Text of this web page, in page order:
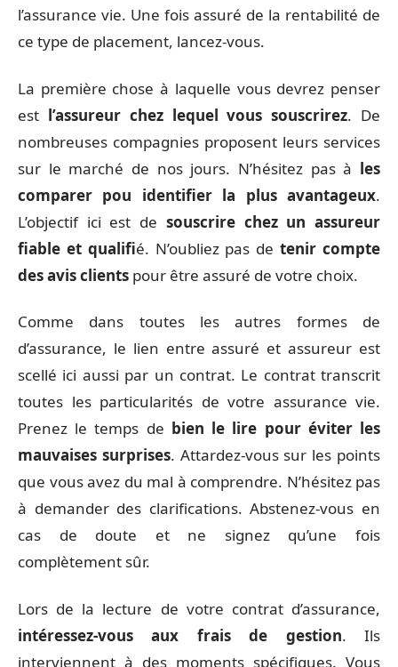
l’assurance vie. Une fois assuré de la rentabilité de
ce type de placement, lancez-vous.
La première chose à laquelle vous devrez penser
est l’assureur chez lequel vous souscrirez. De
nombreuses compagnies proposent leurs services
sur le marché de nos jours. N’hésitez pas à les
comparer pou identifier la plus avantageux.
L’objectif ici est de souscrire chez un assureur
fiable et qualifié. N’oubliez pas detenir compte
des avis clients pour être assuré de votre choix.
Comme dans toutes les autres formes de
d’assurance, le lien entre assuré et assureur est
scellé ici aussi par un contrat. Le contrat transcrit
toutes les particularités de votre assurance vie.
Prenez le temps de bien le lire pour éviter les
mauvaises surprises. Attardez-vous sur les points
que vous avez du mal à comprendre. N’hésitez pas
à demander des clarifications. Abstenez-vous en
cas de doute et ne signez qu’une fois
complètement sûr.
Lors de la lecture de votre contrat d’assurance,
intéressez-vous aux frais de gestion. Ils
interviennent à des moments spécifiques. Vous